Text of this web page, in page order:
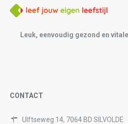
Leuk, eenvoudig gezond en
CONTACT
Ulftseweg 14, 7064 BD SILVOLDE